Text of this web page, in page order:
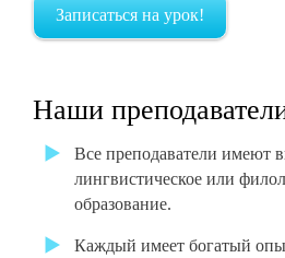
Записаться на урок!
Наши
Все преподаватели имеют
лингвистическое или
образование.
Каждый имеет богатый